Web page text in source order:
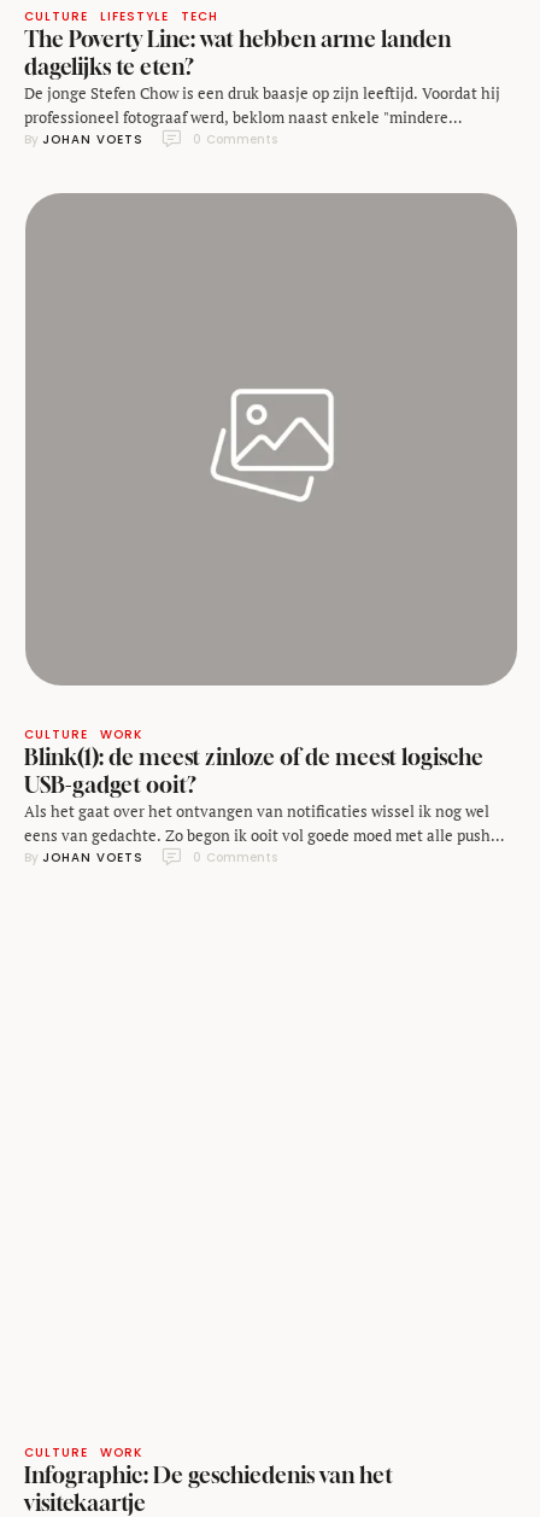
CULTURE LIFESTYLE TECH
The Poverty Line: wat hebben arme landen
dagelijks te eten?
De jonge Stefen Chow is een druk baasje op zijn leeftijd. Voordat hij
professioneel fotograaf werd, beklom naast enkele "mindere
heuveltjes" in de Himalaya ook de Mount Everest en bezocht hij al
kracht van beeld komt duidelijk naar voren in zijn nieuwste …
By JOHAN VOETS 0 Comments
CULTURE WORK
Blink(1): de meest zinloze of de meest logische
USB-gadget ooit?
Als het gaat over het ontvangen van notificaties wissel ik nog wel
eens van gedachte. Zo begon ik ooit vol goede moed met alle push
meldingen van e-mail, Twitter en Facebook vol open op de
By JOHAN VOETS 0 Comments
CULTURE WORK
Infographic: De geschiedenis van het
visitekaartje